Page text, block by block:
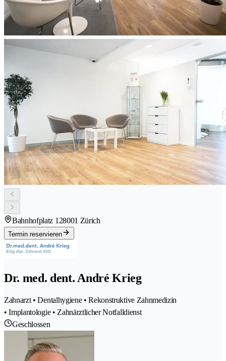
Bahnhofplatz 128001 Zürich
Termin reservieren
Dr. med. dent. André Krieg
Zahnarzt • Dentalhygiene • Rekonstruktive Zahnmedizin
• Implantologie • Zahnärztlicher Notfalldienst
Geschlossen